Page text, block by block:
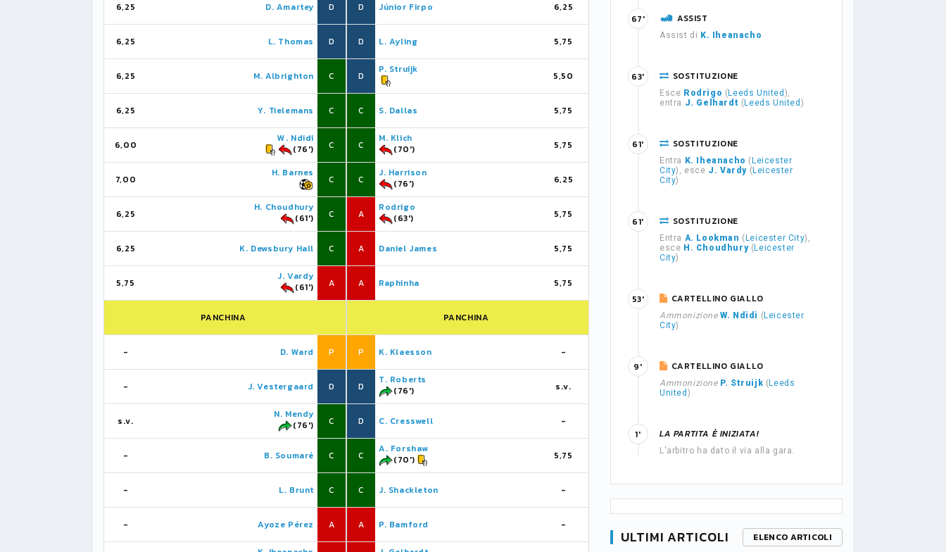
6,25 D. Amartey D
6,25 L. Thomas D
6,25 M. Albrighton C
6,25 Y. Tielemans C
6,00
W. Ndidi
(76')
C
7,00
H. Barnes
C
6,25
H. Choudhury
(61')
C
6,25 K. Dewsbury Hall C
5,75
J. Vardy
(61')
A
PANCHINA
- D. Ward P
- J. Vestergaard D
s.v.
N. Mendy
(76')
C
- B. Soumaré C
- L. Brunt C
- Ayoze Pérez A
D Júnior Firpo 6,25
D L. Ayling 5,75
D
P. Struijk
5,50
C S. Dallas 5,75
C
M. Klich
(70')
5,75
C
J. Harrison
(76')
6,25
A
Rodrigo
(63')
5,75
A Daniel James 5,75
A Raphinha 5,75
PANCHINA
P K. Klaesson -
D
T. Roberts
(76')
s.v.
D C. Cresswell -
C
A. Forshaw
(70')
5,75
C J. Shackleton -
A P. Bamford -
ASSIST
Assist di K. Iheanacho
67'
SOSTITUZIONE
Esce Rodrigo ( Leeds United ),
entra J. Gelhardt ( Leeds United )
63'
SOSTITUZIONE
Entra K. Iheanacho ( Leicester
City), esce J. Vardy ( Leicester
City)
61'
SOSTITUZIONE
Entra A. Lookman ( Leicester City),
esce H. Choudhury( Leicester
City)
61'
CARTELLINO GIALLO
Ammonizione W. Ndidi ( Leicester
City)
53'
CARTELLINO GIALLO
Ammonizione P. Struijk ( Leeds
United )
9'
LA PARTITA È INIZIATA!
L'arbitro ha dato il via alla gara.
1'
ULTIMI ARTICOLI ELENCO ARTICOLI